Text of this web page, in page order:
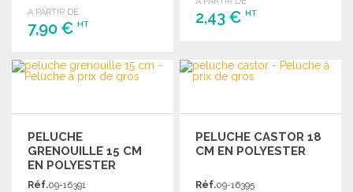
A PARTIR DE
7,90 € HT
COMMANDER
2,43 €HT
Demander un devis
PELUCHE
GRENOUILLE 15 CM
EN POLYESTER
Réf.09-16391
PELUCHE CASTOR 18
CM EN POLYESTER
Réf.09-16395